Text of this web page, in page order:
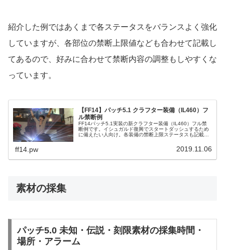
紹介した例ではあくまで各ステータスをバランスよく強化
していますが、各部位の禁断上限値なども合わせて記載し
てあるので、好みに合わせて禁断内容の調整もしやすくな
っています。
【FF14】パッチ5.1 クラフター装備（IL460）フ
ル禁断例
FF14パッチ5.1実装の新クラフター装備（IL460）フル禁
断例です。イシュガルド復興でスタートダッシュするため
に備えたい人向け。各装備の禁断上限ステータスも記載あ
ff14.pw 2019.11.06
素材の採集
パッチ5.0 未知・伝説・刻限素材の採集時間・
場所・アラーム